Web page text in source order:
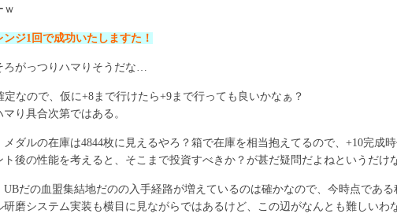
ｗ
ンジ1回で成功いたしますた！
ろがっつりハマりそうだな…
定なので、仮に+8まで行けたら+9まで行っても良いかなぁ？
マり具合次第ではある。
メダルの在庫は4844枚に見えるやろ？箱で在庫を相当抱えてるので、+10完成時
ト後の性能を考えると、そこまで投資すべきか？が甚だ疑問だよねというだけ
UBだの血盟集結地だのの入手経路が増えているのは確かなので、今時点であ
研磨システム実装も横目に見ながらではあるけど、この辺がなんとも難しいわ